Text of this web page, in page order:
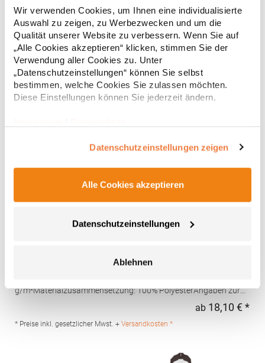
Wir verwenden Cookies, um Ihnen eine individualisierte
Auswahl zu zeigen, zu Werbezwecken und um die
Qualität unserer Website zu verbessern. Wenn Sie auf
„Alle Cookies akzeptieren“ klicken, stimmen Sie der
Verwendung aller Cookies zu. Unter
„Datenschutzeinstellungen“ können Sie selbst
bestimmen, welche Cookies Sie zulassen möchten.
Diese Einstellungen können Sie jederzeit ändern.
Datenschutzeinstellungen zeigen
Alle Cookies akzeptieren
Datenschutzeinstellungen
Ablehnen
mit Polyfilm für Formstabilität Flachstrick-Kragen und
Ärmelbündchen in Rippstrick Doppelnähte an Schultern
Verstärkte Nähte an stark beanspruchten Stellen Neutrales
Etikett im Kragen für die einfache Veredelung/Personalisierung
Verstärkte Knopfleiste mit drei Knöpfen Aufgesetzte
Brusttasche mit Knopfverschluss Verstärkte Seitenschlitze
Ersatzknopf Stehkragen Angesetzte Ärmel Weiches Piquet-
Gewebe mit COOL-DRY feuchtigkeitsabsorbierenden
Eigenschaften, Atmungsaktivität und Verzugkontrolle Weicher,
R312XHersteller: Result Clothing Ltd. Narcisova 1 821 01
ab16,05 € *
* Preise inkl. gesetzlicher Mwst. + Versandkosten *
W475 Henbury Herren Coolplus®
g/m²Materialzusammensetzung: 100% PolyesterAngaben zur
Kingsfordweg 151 1043GR Amsterdam Niederlande E-Mail:
marketing@henbury.com
ab 18,10 € *
* Preise inkl. gesetzlicher Mwst. + Versandkosten *